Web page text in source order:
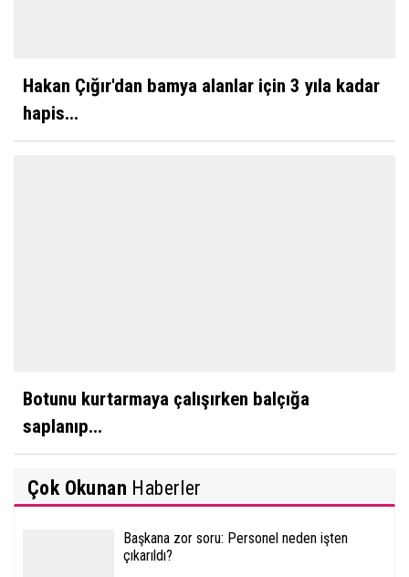
Hakan Çığır'dan bamya alanlar için 3 yıla kadar
hapis...
Botunu kurtarmaya çalışırken balçığa
saplanıp...
Çok Okunan Haberler
Başkana zor soru: Personel neden işten
çıkarıldı?